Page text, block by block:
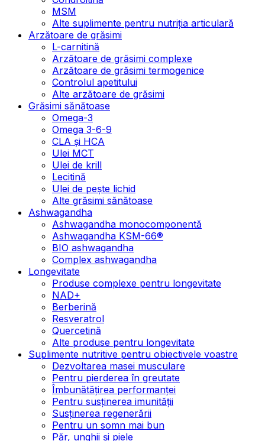
MSM
Alte suplimente pentru nutriția articulară
Arzătoare de grăsimi
L-carnitină
Arzătoare de grăsimi complexe
Arzătoare de grăsimi termogenice
Controlul apetitului
Alte arzătoare de grăsimi
Grăsimi sănătoase
Omega-3
Omega 3-6-9
CLA şi HCA
Ulei MCT
Ulei de krill
Lecitină
Ulei de pește lichid
Alte grăsimi sănătoase
Ashwagandha
Ashwagandha monocomponentă
Ashwagandha KSM-66®
BIO ashwagandha
Complex ashwagandha
Longevitate
Produse complexe pentru longevitate
NAD+
Berberină
Resveratrol
Quercetină
Alte produse pentru longevitate
Suplimente nutritive pentru obiectivele voastre
Dezvoltarea masei musculare
Pentru pierderea în greutate
Îmbunătățirea performanței
Pentru susținerea imunității
Susținerea regenerării
Pentru un somn mai bun
Păr, unghii și piele